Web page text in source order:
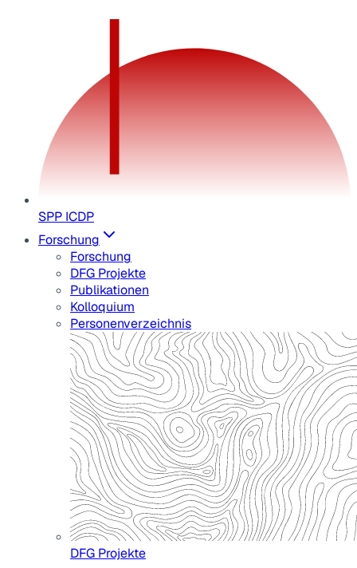
SPP ICDP
Forschung
Forschung
DFG Projekte
Publikationen
Kolloquium
Personenverzeichnis
DFG Projekte